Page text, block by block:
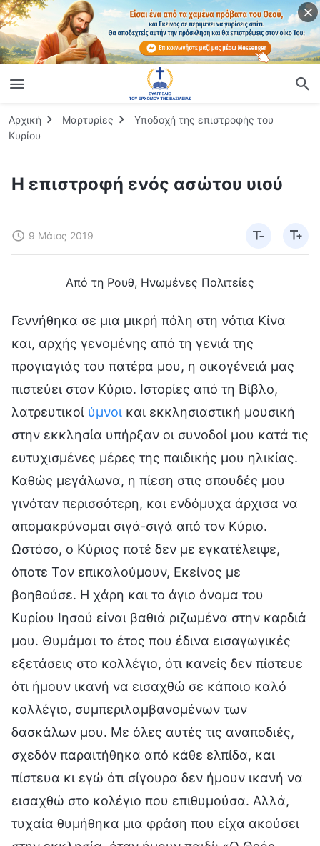
Αρχική Μαρτυρίες
Υποδοχή της επιστροφής του
Κυρίου
Η επιστροφή ενός ασώτου υιού
9 Μάιος 2019
Από τη Ρουθ, Ηνωμένες Πολιτείες
Γεννήθηκα σε μια μικρή πόλη στη νότια Κίνα
και, αρχής γενομένης από τη γενιά της
προγιαγιάς του πατέρα μου, η οικογένειά μας
πιστεύει στον Κύριο. Ιστορίες από τη Βίβλο,
λατρευτικοί ύμνοι και εκκλησιαστική μουσική
στην εκκλησία υπήρξαν οι συνοδοί μου κατά τις
ευτυχισμένες μέρες της παιδικής μου ηλικίας.
Καθώς μεγάλωνα, η πίεση στις σπουδές μου
γινόταν περισσότερη, και ενδόμυχα άρχισα να
απομακρύνομαι σιγά-σιγά από τον Κύριο.
Ωστόσο, ο Κύριος ποτέ δεν με εγκατέλειψε,
όποτε Τον επικαλούμουν, Εκείνος με
βοηθούσε. Η χάρη και το άγιο όνομα του
Κυρίου Ιησού είναι βαθιά ριζωμένα στην καρδιά
μου. Θυμάμαι το έτος που έδινα εισαγωγικές
εξετάσεις στο κολλέγιο, ότι κανείς δεν πίστευε
ότι ήμουν ικανή να εισαχθώ σε κάποιο καλό
κολλέγιο, συμπεριλαμβανομένων των
δασκάλων μου. Με όλες αυτές τις αναποδιές,
σχεδόν παραιτήθηκα από κάθε ελπίδα, και
πίστευα κι εγώ ότι σίγουρα δεν ήμουν ικανή να
εισαχθώ στο κολέγιο που επιθυμούσα. Αλλά,
τυχαία θυμήθηκα μια φράση που είχα ακούσει